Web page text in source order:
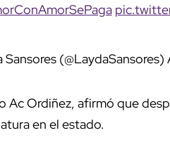
(@LaydaSansores)
Ac Ordiñez, afirmó que
en el estado.